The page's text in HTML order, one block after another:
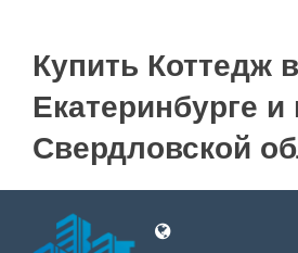
Купить Коттедж в
Екатеринбурге и
Свердловской